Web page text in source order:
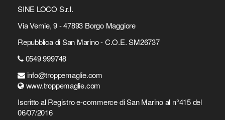
SINE LOCO S.r.l.
Via Vernie, 9 - 47893 Borgo Maggiore
Repubblica di San Marino - C.O.E. SM26737
0549 999748
info@troppemaglie.com
www.troppemaglie.com
Iscritto al Registro e-commerce di San Marino al n°415 del
06/07/2016